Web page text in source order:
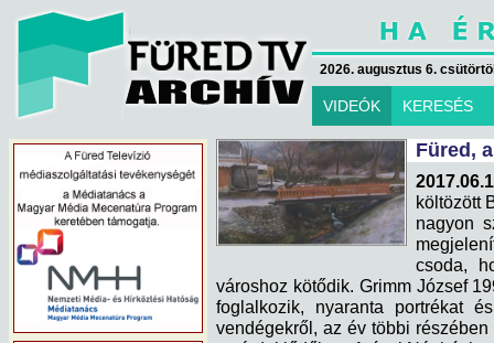
2026. augusztus 6.
VIDEÓK KERESÉS
Füred,
költözött
nagyon
csoda,
városhoz kötődik. Grimm József
foglalkozik, nyaranta portrékat
vendégekről, az év többi